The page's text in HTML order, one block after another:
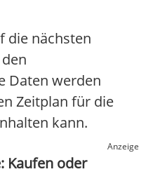
die nächsten
Daten werden
Zeitplan für die
kann.
Anzeige
Kaufen oder